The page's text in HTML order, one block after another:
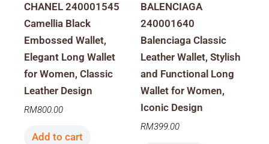
CHANEL 240001545
Camellia Black
Embossed Wallet,
Elegant Long Wallet
for Women, Classic
Leather Design
RM800.00
Add to cart
BALENCIAGA
240001640
Balenciaga Classic
Leather Wallet, Stylish
and Functional Long
Wallet for Women,
Iconic Design
RM399.00